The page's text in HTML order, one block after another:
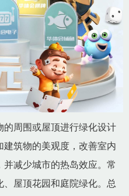
周围或屋顶进行绿化设计
筑物的美观度，改善室内
减少城市的热岛效应。常
、屋顶花园和庭院绿化。总